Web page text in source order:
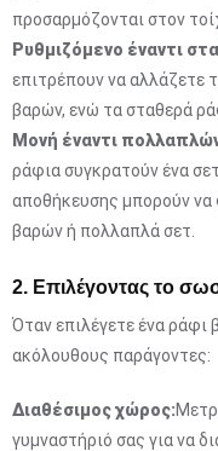
προσαρμόζονται στον
Ρυθμιζόμενο έναντι
επιτρέπουν να αλλάζετε
βαρών, ενώ τα σταθερά
Μονή έναντι
ράφια συγκρατούν ένα
αποθήκευσης μπορούν
βαρών ή πολλαπλά σετ.
2. Επιλέγοντας το
Όταν επιλέγετε ένα
ακόλουθους παράγοντες:
Διαθέσιμος χώρος:
γυμναστήριό σας για να